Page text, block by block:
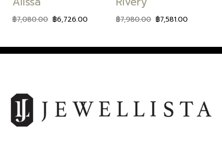
฿7,080.00 ฿6,726.00 ฿7,980.00 ฿7,581.00